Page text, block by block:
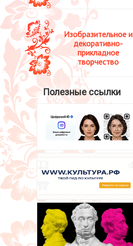
Изобразительное и
декоративно-
прикладное
творчество
Полезные ссылки